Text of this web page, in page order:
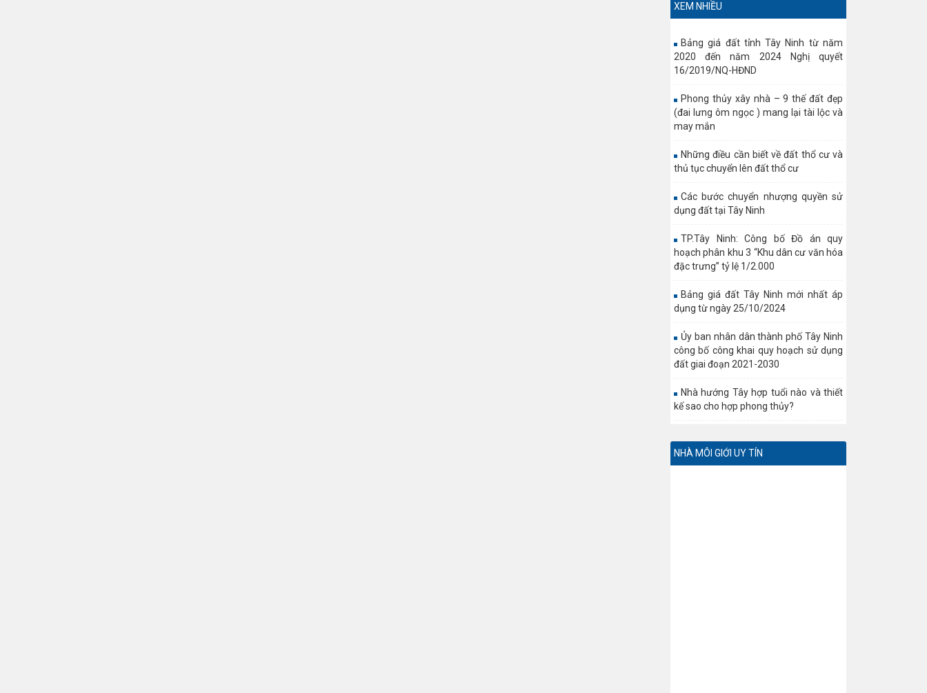
XEM NHIỀU
Bảng giá đất tỉnh Tây Ninh từ năm
2020 đến năm 2024 Nghị quyết
16/2019/NQ-HĐND
Phong thủy xây nhà – 9 thế đất đẹp
(đai lưng ôm ngọc ) mang lại tài lộc và
may mắn
Những điều cần biết về đất thổ cư và
thủ tục chuyển lên đất thổ cư
Các bước chuyển nhượng quyền sử
dụng đất tại Tây Ninh
TP.Tây Ninh: Công bố Đồ án quy
hoạch phân khu 3 “Khu dân cư văn hóa
đặc trưng” tỷ lệ 1/2.000
Bảng giá đất Tây Ninh mới nhất áp
dụng từ ngày 25/10/2024
Ủy ban nhân dân thành phố Tây Ninh
công bố công khai quy hoạch sử dụng
đất giai đoạn 2021-2030
Nhà hướng Tây hợp tuổi nào và thiết
kế sao cho hợp phong thủy?
NHÀ MÔI GIỚI UY TÍN